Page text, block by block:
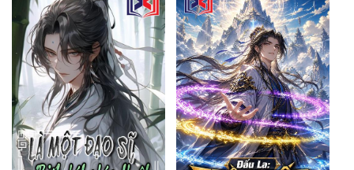
Sát Phạt Quyết Đoán
Vô Sỉ
Điềm Đạm